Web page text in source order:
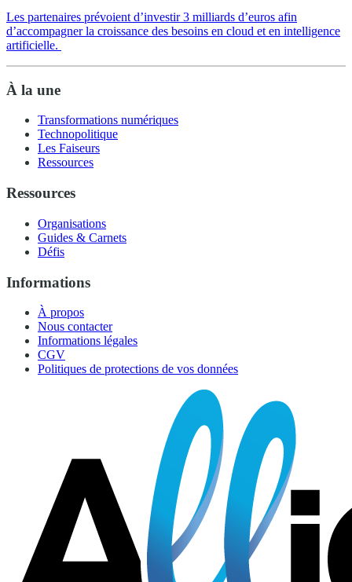
Les partenaires prévoient d’investir 3 milliards d’euros afin
d’accompagner la croissance des besoins en cloud et en intelligence
artificielle.
À la une
Transformations numériques
Technopolitique
Les Faiseurs
Ressources
Ressources
Organisations
Guides & Carnets
Défis
Informations
À propos
Nous contacter
Informations légales
CGV
Politiques de protections de vos données